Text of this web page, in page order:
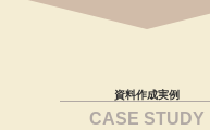
資料作成実例
CASE STUDY